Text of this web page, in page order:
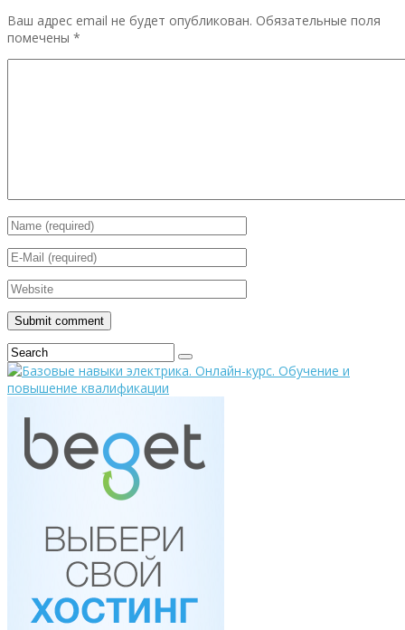
Ваш адрес email не будет опубликован. Обязательные поля
помечены *